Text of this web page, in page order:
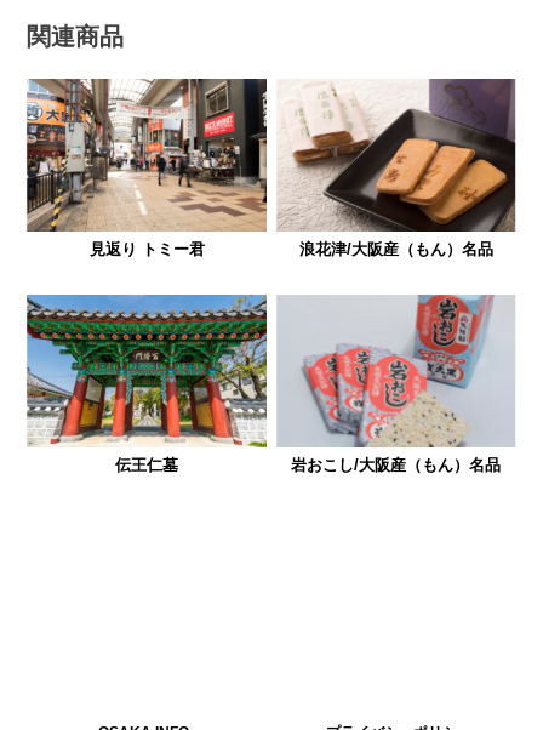
関連商品
見返り トミー君 浪花津/大阪産（もん）名品
伝王仁墓 岩おこし/大阪産（もん）名品